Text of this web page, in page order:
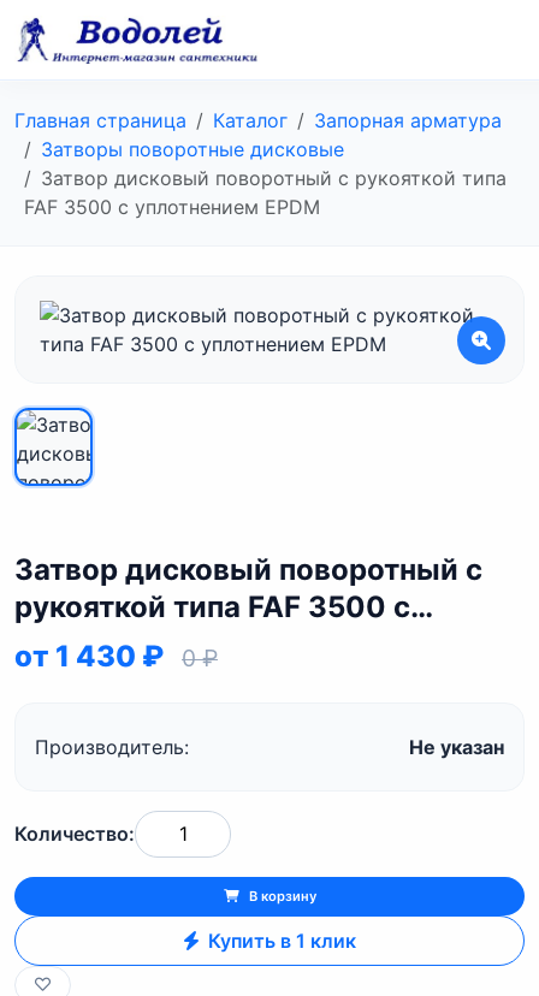
Главная страница Каталог
Запорная арматура
Затворы поворотные дисковые
Затвор дисковый поворотный с рукояткой типа
FAF 3500 c уплотнением EPDM
Затвор дисковый поворотный с
рукояткой типа FAF 3500 c
уплотнением EPDM
от 1 430 ₽ 0 ₽
Производитель: Не указан
Количество:
В корзину
Купить в 1 клик